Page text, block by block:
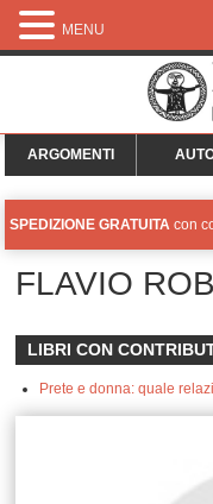
ARGOMENTI
SPEDIZIONE GRATUITA con
FLAVIO
LIBRI CON
Prete e donna: quale
MENU